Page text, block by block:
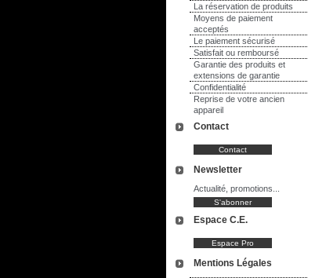
La réservation de produits
Moyens de paiement
acceptés
Le paiement sécurisé
Satisfait ou remboursé
Garantie des produits et
extensions de garantie
Confidentialité
Reprise de votre ancien
appareil
Contact
Newsletter
Actualité, promotions...
Espace C.E.
Mentions Légales